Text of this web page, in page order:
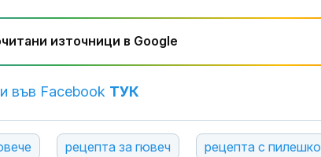
източници в Google
във Facebook ТУК
рецепта за гювеч рецепта с пилешко